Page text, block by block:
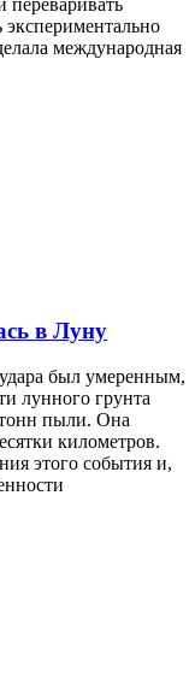
международная
в Луну
был умеренным,
лунного грунта
пыли. Она
километров.
этого события и,